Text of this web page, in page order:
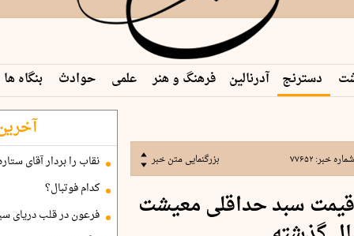
دسترنج آدرنالین فرهنگ و هنر علمی حوادث بنگاه ها
شماره خبر:۷۷۶۵۲ بزرگنمایی متن خبر
قیمت سبد حداقلی معیشت
نقاب را بردار آقای
کدام فوتبال؟
فرعون در قلب دریای